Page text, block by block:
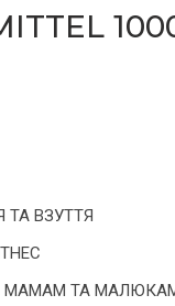
ТА ВЗУТТЯ
МАМАМ ТА